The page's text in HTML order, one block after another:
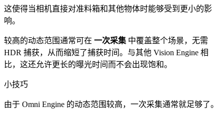
这使得当相机直接对准料箱和其他物体时能够受到更小的影
响。
较高的动态范围通常可在 一次采集 中覆盖整个场景，无需
HDR 捕获，从而缩短了捕获时间。与其他 Vision Engine 相
比，这还允许更长的曝光时间而不会出现饱和。
小技巧
由于 Omni Engine 的动态范围较高，一次采集通常就足够了。